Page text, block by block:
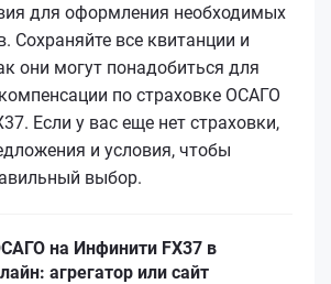
для оформления необходимых
Сохраняйте все квитанции и
они могут понадобиться для
по страховке ОСАГО
Если у вас еще нет страховки,
и условия, чтобы
выбор.
на Инфинити FX37 в
агрегатор или сайт